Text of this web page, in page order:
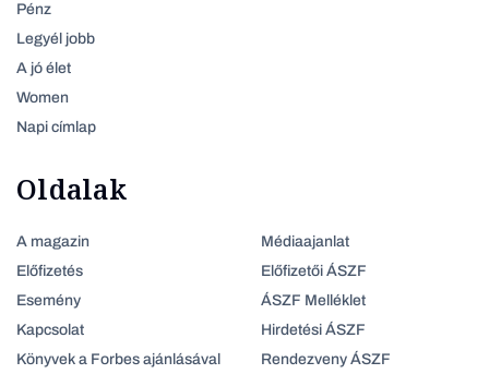
Pénz
Legyél jobb
A jó élet
Women
Napi címlap
Oldalak
A magazin
Előfizetés
Esemény
Kapcsolat
Könyvek a Forbes ajánlásával
Médiaajanlat
Előfizetői ÁSZF
ÁSZF Melléklet
Hirdetési ÁSZF
Rendezveny ÁSZF